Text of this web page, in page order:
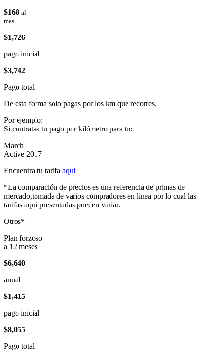
$168 al
mes
$1,726
pago inicial
$3,742
Pago total
De esta forma solo pagas por los km que recorres.
Por ejemplo:
Si contratas tu pago por kilómetro para tu:
March
Active 2017
Encuentra tu tarifa aqui
*La comparación de precios es una referencia de primas de
mercado,tomada de varios compradores en línea por lo cual las
tarifas aqui presentadas pueden variar.
Otros*
Plan forzoso
a 12 meses
$6,640
anual
$1,415
pago inicial
$8,055
Pago total